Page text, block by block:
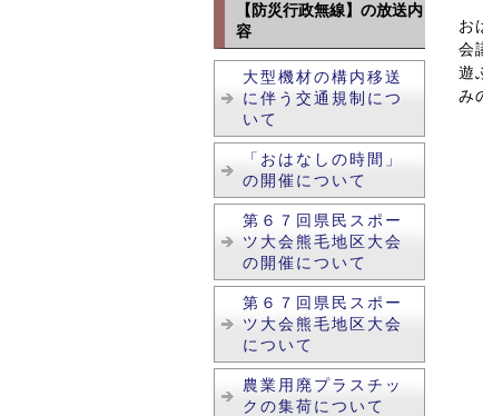
お
会
遊
み
【防災行政無線】の放送内
容
大型機材の構内移送
に伴う交通規制につ
いて
「おはなしの時間」
の開催について
第６７回県民スポー
ツ大会熊毛地区大会
の開催について
第６７回県民スポー
ツ大会熊毛地区大会
について
農業用廃プラスチッ
クの集荷について